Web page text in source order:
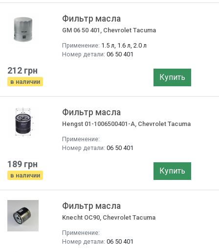
Фильтр маслa
GM 06 50 401, Chevrolet Tacuma
Применение: 1.5 л, 1.6 л, 2.0 л
Номер детали: 06 50 401
212 грн
в наличии Купить
Фильтр маслa
Hengst 01-1006500401-A, Chevrolet Tacuma
Применение:
Номер детали: 06 50 401
189 грн
в наличии Купить
Фильтр маслa
Knecht OC90, Chevrolet Tacuma
Применение:
Номер детали: 06 50 401